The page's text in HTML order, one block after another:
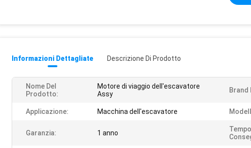
Informazioni Dettagliate Descrizione Di Prodotto
Nome Del
Prodotto:
Motore di viaggio dell'escavatore
Assy
Brand
Applicazione: Macchina dell'escavatore
Garanzia: 1 anno